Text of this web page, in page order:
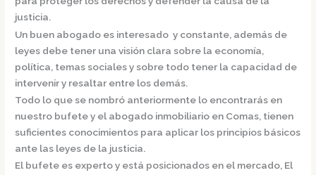
justicia.
Un buen abogado es interesado y constante, además de
leyes debe tener una visión clara sobre la economía,
política, temas sociales y sobre todo tener la capacidad de
intervenir y resaltar entre los demás.
Todo lo que se nombró anteriormente lo encontrarás en
nuestro bufete y el abogado inmobiliario en Comas, tienen
suficientes conocimientos para aplicar los principios básicos
ante las leyes de la justicia.
El bufete es experto y está posicionados en el mercado, El